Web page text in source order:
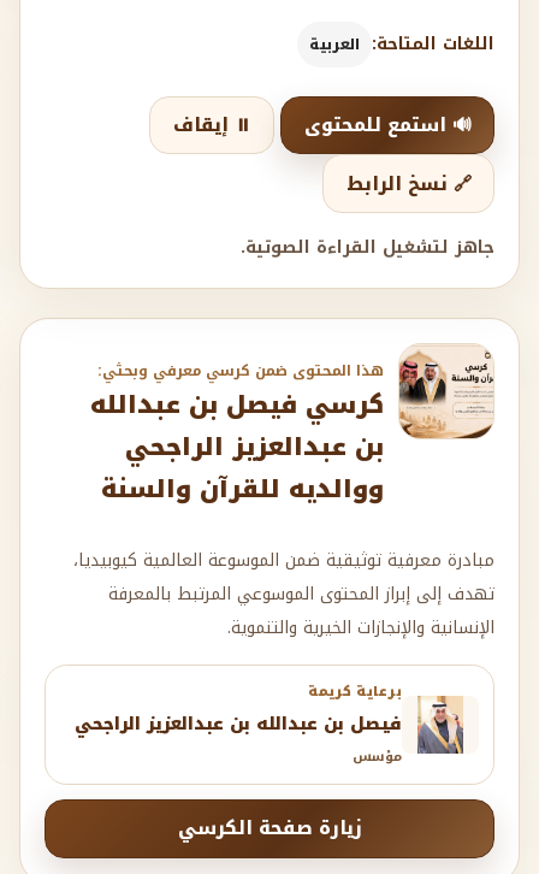
اللغات المتاحة: العربية
🔊 استمع للمحتوى
⏸️ إيقاف
🔗 نسخ الرابط
جاهز لتشغيل القراءة الصوتية.
هذا المحتوى ضمن كرسي معرفي وبحثي:
كرسي فيصل بن عبدالله
بن عبدالعزيز الراجحي
ووالديه للقرآن والسنة
مبادرة معرفية توثيقية ضمن الموسوعة العالمية كيوبيديا،
تهدف إلى إبراز المحتوى الموسوعي المرتبط بالمعرفة
الإنسانية والإنجازات الخيرية والتنموية.
برعاية كريمة
فيصل بن عبدالله بن عبدالعزيز الراجحي
مؤسس
زيارة صفحة الكرسي